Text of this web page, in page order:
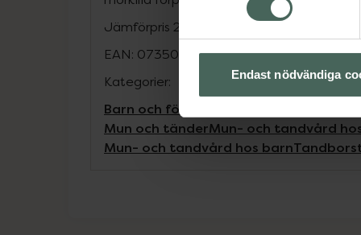
Endast nödvändiga
Jämförpris 27 kr
EAN: 07350129180071
Kategorier:
Barn och föräldrar
Mun och tänderMun- och tandvård
Mun- och tandvård hos barn